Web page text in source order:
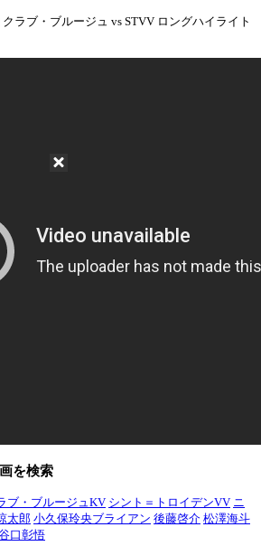
ラブ・ブルージュ vs STVV ロングハイライト
を検索
ブ・ブルージュKV シント＝トロイデンVV ニ
太郎 小久保玲央ブライアン 後藤啓介 松澤海斗
口彰悟